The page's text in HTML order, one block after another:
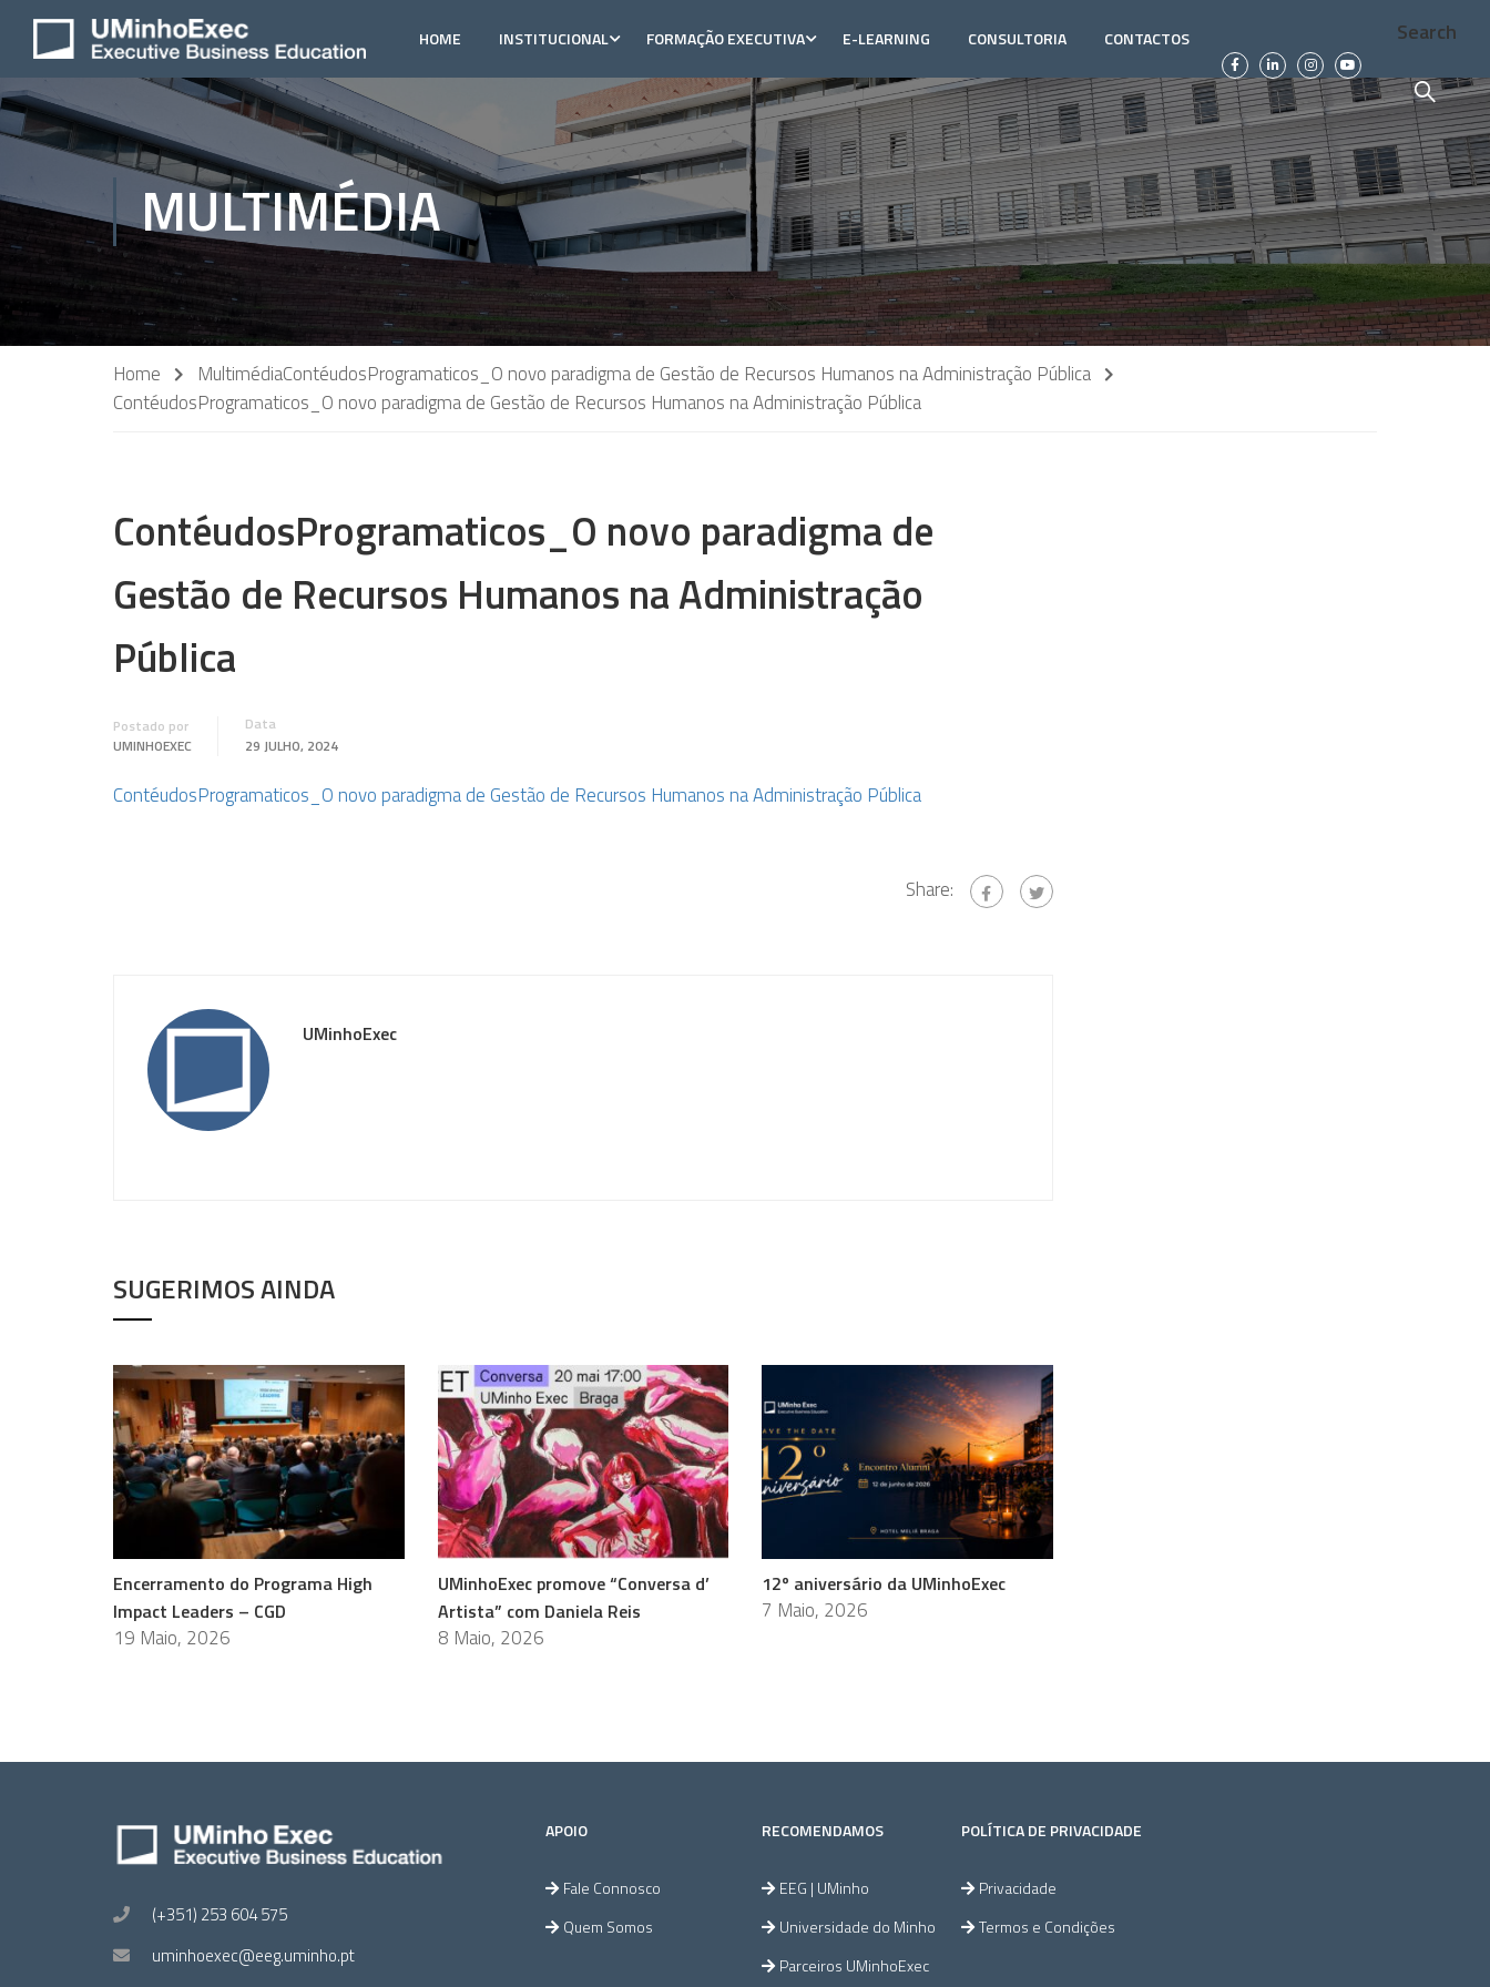
HOME INSTITUCIONAL FORMAÇÃO EXECUTIVA E-LEARNING CONSULTORIA CONTACTOS Search
MULTIMÉDIA
Home MultimédiaContéudosProgramaticos_O novo paradigma de Gestão de Recursos Humanos na Administração Pública
ContéudosProgramaticos_O novo paradigma de Gestão de Recursos Humanos na Administração Pública
ContéudosProgramaticos_O novo paradigma de
Gestão de Recursos Humanos na Administração
Pública
Postado por
UMINHOEXEC
Data
29 JULHO, 2024
ContéudosProgramaticos_O novo paradigma de Gestão de Recursos Humanos na Administração Pública
Share:
UMinhoExec
SUGERIMOS AINDA
Encerramento do Programa High
Impact Leaders – CGD
19 Maio, 2026
UMinhoExec promove “Conversa d’
Artista” com Daniela Reis
8 Maio, 2026
12º aniversário da UMinhoExec
7 Maio, 2026
(+351) 253 604 575
uminhoexec@eeg.uminho.pt
APOIO
Fale Connosco
Quem Somos
RECOMENDAMOS
EEG | UMinho
Universidade do Minho
Parceiros UMinhoExec
POLÍTICA DE PRIVACIDADE
Privacidade
Termos e Condições